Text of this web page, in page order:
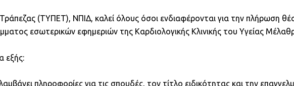
(ΤΥΠΕΤ), ΝΠΙΔ, καλεί όλους όσοι ενδιαφέρονται για την πλήρωση
εσωτερικών εφημεριών της Καρδιολογικής Κλινικής του Υγείας
εξής:
πληροφορίες για τις σπουδές, τον τίτλο ειδικότητας και την